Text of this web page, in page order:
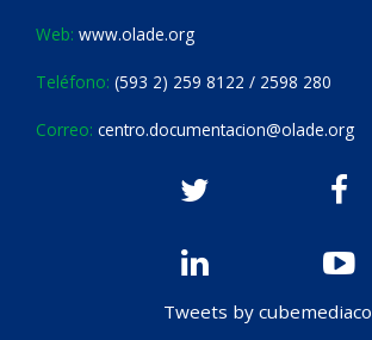
Web: www.olade.org
Teléfono: (593 2) 259 8122 / 2598 280
Correo: centro.documentacion@olade.org
Tweets by cubemediaco